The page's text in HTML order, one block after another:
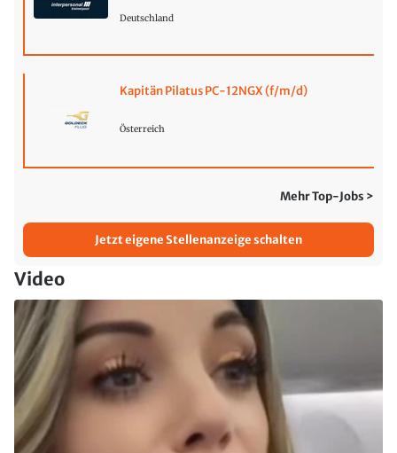
Deutschland
Kapitän Pilatus PC-12NGX (f/m/d)
Österreich
Mehr Top-Jobs >
Jetzt eigene Stellenanzeige schalten
Video